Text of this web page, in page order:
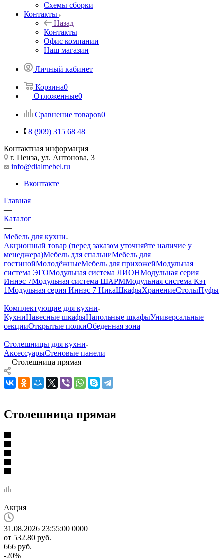
Схемы сборки
Контакты
Назад
Контакты
Офис компании
Наш магазин
Личный кабинет
Корзина0
Отложенные0
Сравнение товаров0
8 (909) 315 68 48
Контактная информация
г. Пенза, ул. Антонова, 3
info@dialmebel.ru
Вконтакте
Главная
—
Каталог
—
Мебель для кухни
Акционный товар (перед заказом уточняйте наличие у
менеджера)Мебель для спальниМебель для
гостинойМолодёжныеМебель для прихожейМодульная
система ЭГОМодульная система ЛИОНМодульная серия
Иннэс 7Модульная система ШАРММодульная система Кэт
1Модульная серия Иннэс 7 НикаШкафыХранениеСтолыПуфы
—
Комплектующие для кухни
КухниНавесные шкафыНапольные шкафыУниверсальные
секцииОткрытые полкиОбеденная зона
—
Столешницы для кухни
АксессуарыСтеновые панели
—Столешница прямая
Столешница прямая
Акция
31.08.2026 23:55:00 0000
от 532.80 руб.
666 руб.
-20%